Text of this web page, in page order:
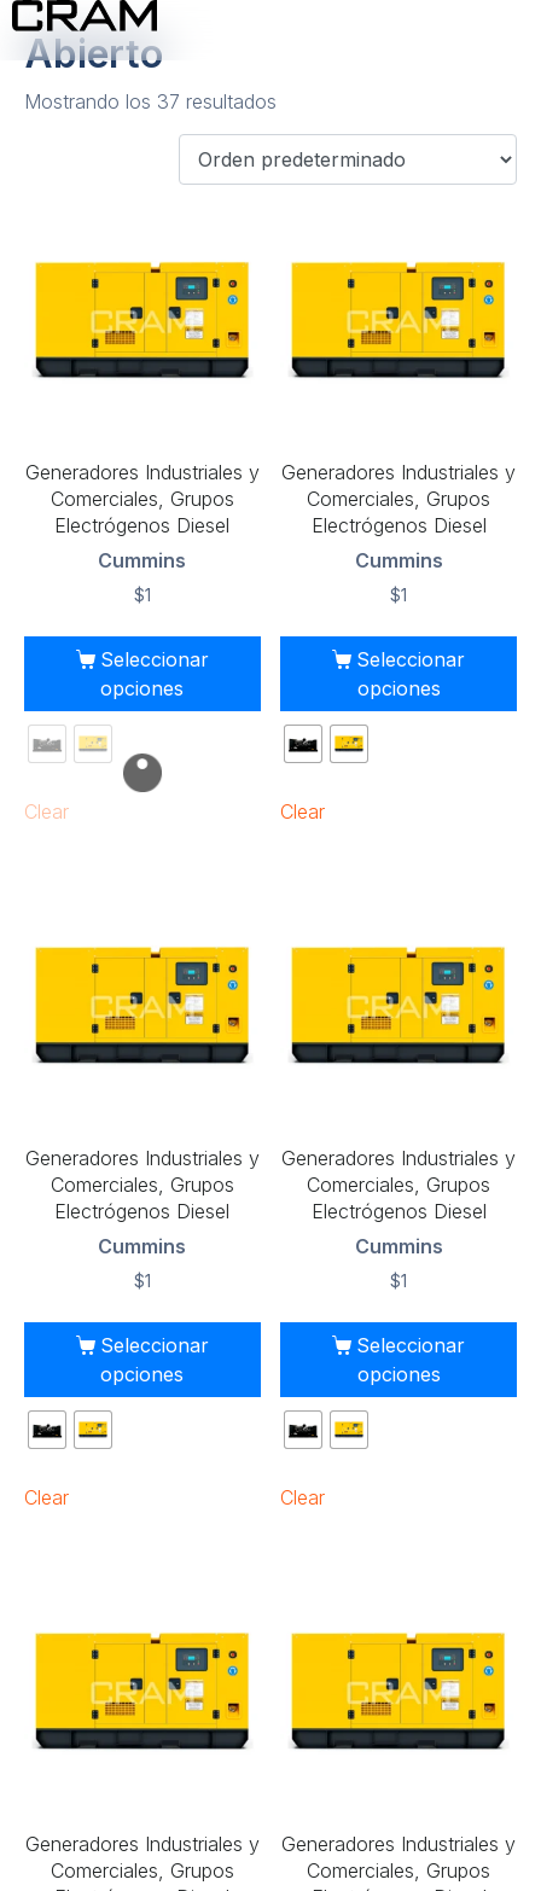
Abierto
Mostrando los 37 resultados
Generadores Industriales y
Comerciales, Grupos
Electrógenos Diesel
Cummins
$1
Seleccionar
opciones
Clear
Generadores Industriales y
Comerciales, Grupos
Electrógenos Diesel
Cummins
$1
Seleccionar
opciones
Clear
Generadores Industriales y
Comerciales, Grupos
Electrógenos Diesel
Cummins
$1
Seleccionar
opciones
Clear
Generadores Industriales y
Comerciales, Grupos
Electrógenos Diesel
Cummins
$1
Seleccionar
opciones
Clear
Generadores Industriales y
Comerciales, Grupos
Generadores Industriales y
Comerciales, Grupos